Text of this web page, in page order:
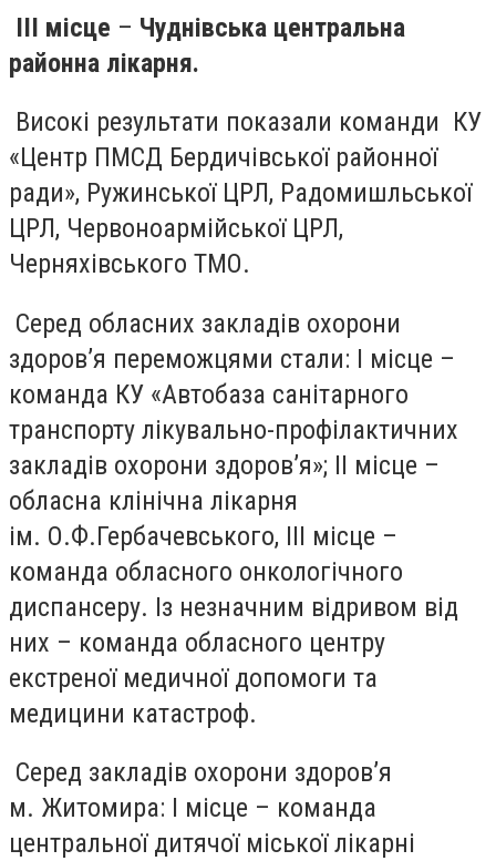
ІІІ місце – Чуднівська центральна
районна лікарня.
Високі результати показали команди КУ
«Центр ПМСД Бердичівської районної
ради», Ружинської ЦРЛ, Радомишльської
ЦРЛ, Червоноармійської ЦРЛ,
Черняхівського ТМО.
Серед обласних закладів охорони
здоров’я переможцями стали: І місце –
команда КУ «Автобаза санітарного
транспорту лікувально-профілактичних
закладів охорони здоров’я»; ІІ місце –
обласна клінічна лікарня
ім. О.Ф.Гербачевського, ІІІ місце –
команда обласного онкологічного
диспансеру. Із незначним відривом від
них – команда обласного центру
екстреної медичної допомоги та
медицини катастроф.
Серед закладів охорони здоров’я
м. Житомира: І місце – команда
центральної дитячої міської лікарні